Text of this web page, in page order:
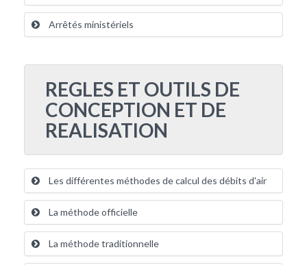
Arrêtés ministériels
REGLES ET OUTILS DE
CONCEPTION ET DE
REALISATION
Les différentes méthodes de calcul des débits d'air
La méthode officielle
La méthode traditionnelle